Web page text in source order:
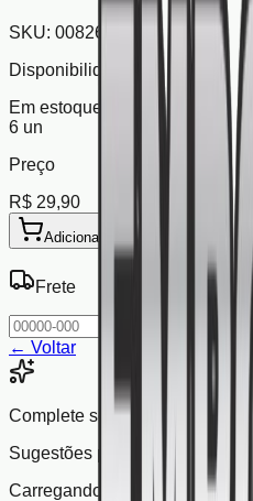
SKU: 008266
Disponibilidade
Em estoque
6 un
Preço
R$ 29,90
Adicionar ao Carrinho
Frete
← Voltar
Complete seu pedido
Sugestões pensadas para
Carregando sugestões...